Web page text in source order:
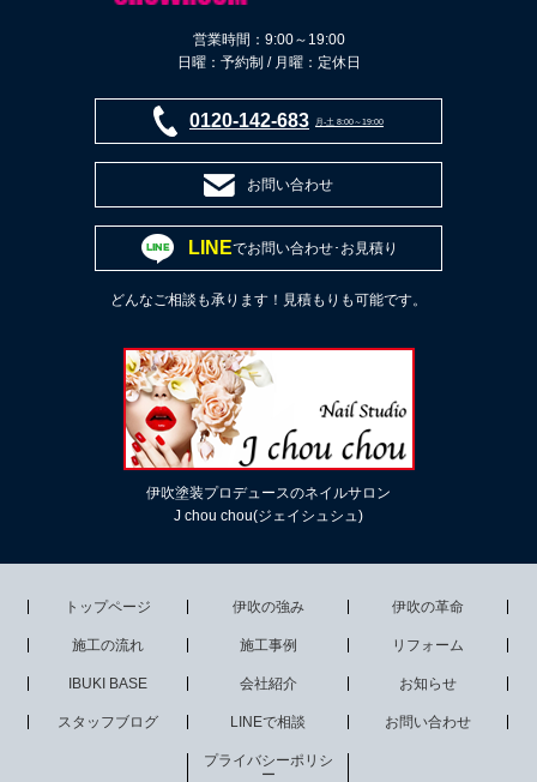
営業時間：9:00～19:00
日曜：予約制 / 月曜：定休日
0120-142-683 月-土 8:00～19:00
お問い合わせ
LINEでお問い合わせ･お見積り
どんなご相談も承ります！見積もりも可能です。
伊吹塗装プロデュースのネイルサロン
J chou chou(ジェイシュシュ)
トップページ 伊吹の強み 伊吹の革命
施工の流れ 施工事例 リフォーム
IBUKI BASE 会社紹介 お知らせ
スタッフブログ LINEで相談 お問い合わせ
プライバシーポリシ
ー